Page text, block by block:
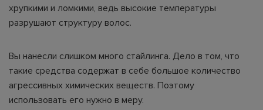
хрупкими и ломкими, ведь высокие температуры
разрушают структуру волос.
Вы нанесли слишком много стайлинга. Дело в том, что
такие средства содержат в себе большое количество
агрессивных химических веществ. Поэтому
использовать его нужно в меру.